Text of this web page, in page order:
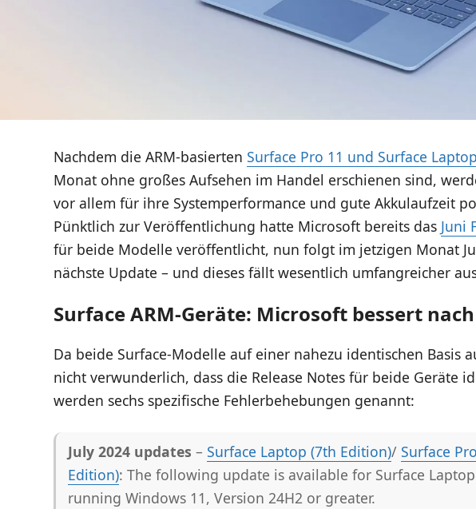
Nachdem die ARM-basierten Surface Pro 11 und Surface
Monat ohne großes Aufsehen im Handel erschienen sind,
vor allem für ihre Systemperformance und gute Akkulaufzeit
Pünktlich zur Veröffentlichung hatte Microsoft bereits das Juni
für beide Modelle veröffentlicht, nun folgt im jetzigen Monat
nächste Update – und dieses fällt wesentlich umfangreicher
Surface ARM-Geräte: Microsoft bessert nach
Da beide Surface-Modelle auf einer nahezu identischen Basis
nicht verwunderlich, dass die Release Notes für beide Geräte
werden sechs spezifische Fehlerbehebungen genannt:
July 2024 updates – Surface Laptop (7th Edition)/ Surface
Edition): ​​​​​​​The following update is available for Surface
running Windows 11, Version 24H2 or greater.